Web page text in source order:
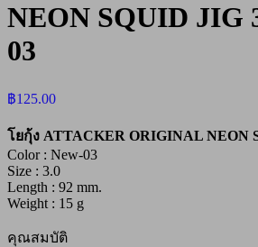
NEON SQUID JIG
03
฿125.00
โยกุ้ง ATTACKER ORIGINAL NEON
Color : New-03
Size : 3.0
Length : 92 mm.
Weight : 15 g
คุณสมบัติ